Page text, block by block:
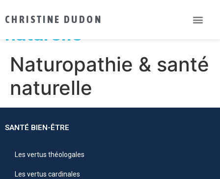
CHRISTINE DUDON
Naturopathie & santé
naturelle
Naturopathie & santé
naturelle
SANTÉ BIEN-ÊTRE
Les vertus théologales
Les vertus cardinales